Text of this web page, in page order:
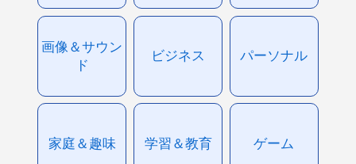
画像＆サウン
ド
ビジネス パーソナル
家庭＆趣味 学習＆教育 ゲーム